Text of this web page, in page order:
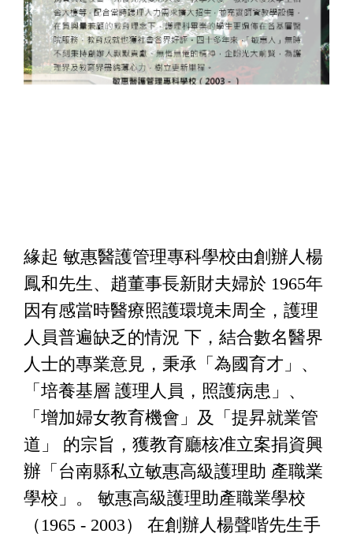
緣起 敏惠醫護管理專科學校由創辦人楊
鳳和先生、趙董事長新財夫婦於 1965年
因有感當時醫療照護環境未周全，護理
人員普遍缺乏的情況 下，結合數名醫界
人士的專業意見，秉承「為國育才」、
「培養基層 護理人員，照護病患」、
「增加婦女教育機會」及「提昇就業管
道」 的宗旨，獲教育廳核准立案捐資興
辦「台南縣私立敏惠高級護理助 產職業
學校」。 敏惠高級護理助產職業學校
（1965 - 2003） 在創辦人楊聲喈先生手